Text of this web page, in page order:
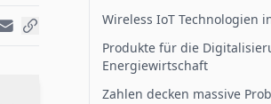
Wireless IoT Technologien
Produkte für die
Energiewirtschaft
Zahlen decken massive